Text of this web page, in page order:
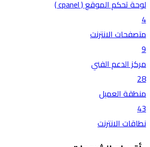
لوحة تحكم الموقع ( cpanel )
4
متصفحات الانترنت
9
مركز الدعم الفني
28
منطقة العميل
43
نطاقات الانترنت